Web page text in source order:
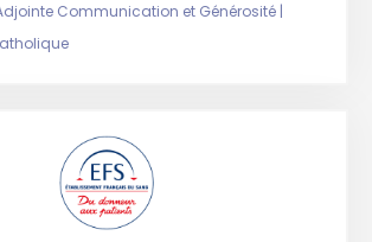
Communication et Générosité |